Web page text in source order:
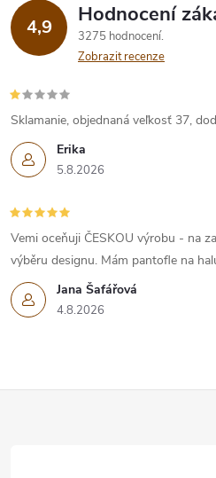
4,9 Hodnocení
3275 hodnocení
Zobrazit recenze
Erika
5.8.2026
Sklamanie, objednaná veľkosť 37,
Jana Šafářová
4.8.2026
Vemi oceňuji ČESKOU výrobu - na
výběru designu. Mám pantofle na